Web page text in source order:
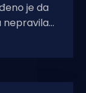
je da
nepravilan